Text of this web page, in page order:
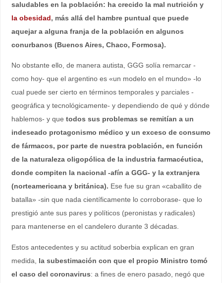
saludables en la población: ha crecido la mal nutrición y
la obesidad, más allá del hambre puntual que puede
aquejar a alguna franja de la población en algunos
conurbanos (Buenos Aires, Chaco, Formosa).
No obstante ello, de manera autista, GGG solía remarcar -
como hoy- que el argentino es «un modelo en el mundo» -lo
cual puede ser cierto en términos temporales y parciales -
geográfica y tecnológicamente- y dependiendo de qué y dónde
hablemos- y que todos sus problemas se remitían a un
indeseado protagonismo médico y un exceso de consumo
de fármacos, por parte de nuestra población, en función
de la naturaleza oligopólica de la industria farmacéutica,
donde compiten la nacional -afín a GGG- y la extranjera
(norteamericana y británica). Ese fue su gran «caballito de
batalla» -sin que nada científicamente lo corroborase- que lo
prestigió ante sus pares y políticos (peronistas y radicales)
para mantenerse en el candelero durante 3 décadas.
Estos antecedentes y su actitud soberbia explican en gran
medida, la subestimación con que el propio Ministro tomó
el caso del coronavirus: a fines de enero pasado, negó que